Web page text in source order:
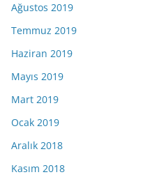
Ağustos 2019
Temmuz 2019
Haziran 2019
Mayıs 2019
Mart 2019
Ocak 2019
Aralık 2018
Kasım 2018